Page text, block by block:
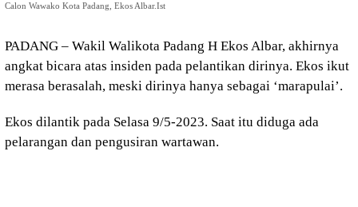
Calon Wawako Kota Padang, Ekos Albar.Ist
PADANG – Wakil Walikota Padang H Ekos Albar, akhirnya
angkat bicara atas insiden pada pelantikan dirinya. Ekos ikut
merasa berasalah, meski dirinya hanya sebagai ‘marapulai’.
Ekos dilantik pada Selasa 9/5-2023. Saat itu diduga ada
pelarangan dan pengusiran wartawan.